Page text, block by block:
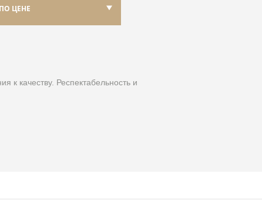
ПО ЦЕНЕ
УБЫВАНИЮ
к качеству. Респектабельность и